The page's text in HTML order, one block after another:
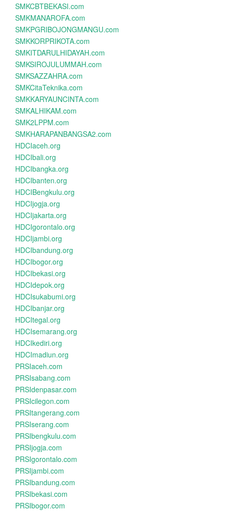
SMKCBTBEKASI.com
SMKMANAROFA.com
SMKPGRIBOJONGMANGU.com
SMKKORPRIKOTA.com
SMKITDARULHIDAYAH.com
SMKSIROJULUMMAH.com
SMKSAZZAHRA.com
SMKCitaTeknika.com
SMKKARYAUNCINTA.com
SMKALHIKAM.com
SMK2LPPM.com
SMKHARAPANBANGSA2.com
HDCIaceh.org
HDCIbali.org
HDCIbangka.org
HDCIbanten.org
HDCIBengkulu.org
HDCIjogja.org
HDCIjakarta.org
HDCIgorontalo.org
HDCIjambi.org
HDCIbandung.org
HDCIbogor.org
HDCIbekasi.org
HDCIdepok.org
HDCIsukabumi.org
HDCIbanjar.org
HDCItegal.org
HDCIsemarang.org
HDCIkediri.org
HDCImadiun.org
PRSIaceh.com
PRSIsabang.com
PRSIdenpasar.com
PRSIcilegon.com
PRSItangerang.com
PRSIserang.com
PRSIbengkulu.com
PRSIjogja.com
PRSIgorontalo.com
PRSIjambi.com
PRSIbandung.com
PRSIbekasi.com
PRSIbogor.com